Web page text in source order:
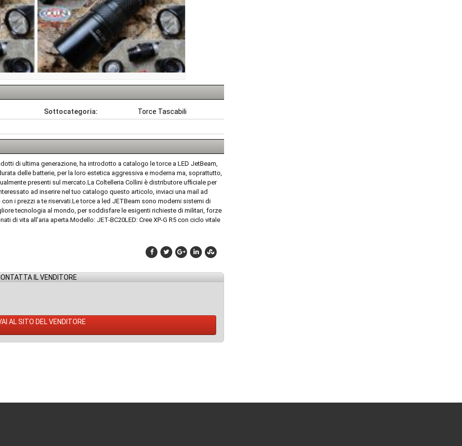
Sottocategoria:
Torce Tascabili
di ultima generazione, ha introdotto a catalogo le torce a LED JetBeam,
delle batterie, per la loro estetica aggressiva e moderna ma, soprattutto,
presenti sul mercato.La Coltelleria Collini è distributore ufficiale per
ad inserire nel tuo catalogo questo articolo, inviaci una mail ad
i prezzi a te riservati.Le torce a led JETBeam sono moderni sistemi di
tecnologia al mondo, per soddisfare le esigenti richieste di militari, forze
di vita all’aria aperta.Modello: JET-BC20LED: Cree XP-G R5 con ciclo vitale
IL VENDITORE
AL SITO DEL VENDITORE